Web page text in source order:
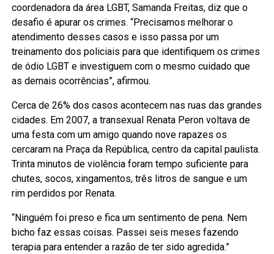
coordenadora da área LGBT, Samanda Freitas, diz que o
desafio é apurar os crimes. “Precisamos melhorar o
atendimento desses casos e isso passa por um
treinamento dos policiais para que identifiquem os crimes
de ódio LGBT e investiguem com o mesmo cuidado que
as demais ocorrências”, afirmou.
Cerca de 26% dos casos acontecem nas ruas das grandes
cidades. Em 2007, a transexual Renata Peron voltava de
uma festa com um amigo quando nove rapazes os
cercaram na Praça da República, centro da capital paulista.
Trinta minutos de violência foram tempo suficiente para
chutes, socos, xingamentos, três litros de sangue e um
rim perdidos por Renata.
“Ninguém foi preso e fica um sentimento de pena. Nem
bicho faz essas coisas. Passei seis meses fazendo
terapia para entender a razão de ter sido agredida.”